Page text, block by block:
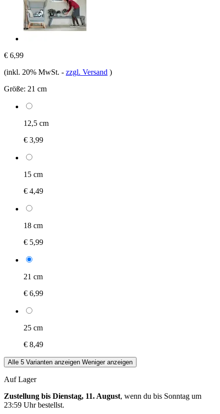
€ 6,99
(inkl. 20% MwSt. - zzgl. Versand )
Größe: 21 cm
12,5 cm
€ 3,99
15 cm
€ 4,49
18 cm
€ 5,99
21 cm
€ 6,99
25 cm
€ 8,49
Alle 5 Varianten anzeigen Weniger anzeigen
Auf Lager
Zustellung bis Dienstag, 11. August, wenn du bis Sonntag um
23:59 Uhrbestellst.